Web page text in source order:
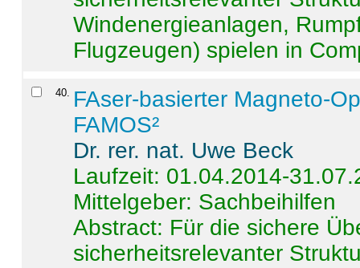
Windenergieanlagen,
Flugzeugen) spielen in
40. FAser-basierter Magneto-
FAMOS²
Dr. rer. nat. Uwe Beck
Laufzeit: 01.04.2014-
Mittelgeber: Sachbeihilfen
Abstract: Für die sichere
sicherheitsrelevanter